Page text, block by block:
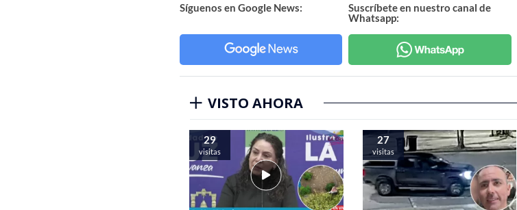
Síguenos en Google News:
Suscríbete en nuestro canal de
Whatsapp:
VISTO AHORA
29
visitas
27
visitas